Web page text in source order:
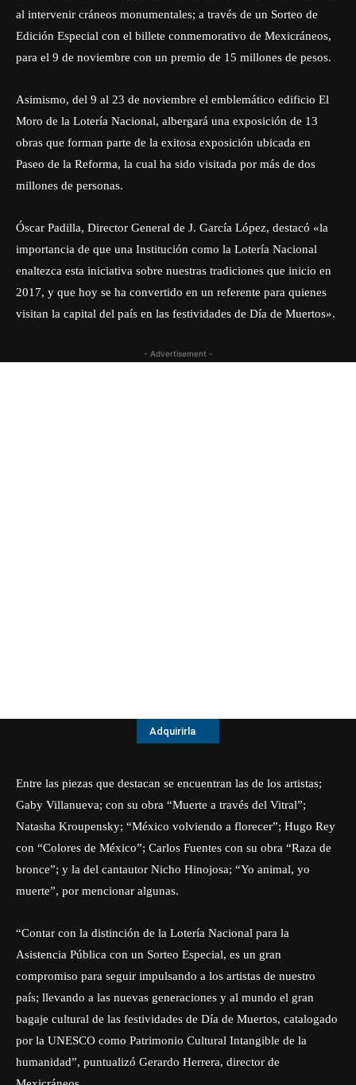
al intervenir cráneos monumentales; a través de un Sorteo de
Edición Especial con el billete conmemorativo de Mexicráneos,
para el 9 de noviembre con un premio de 15 millones de pesos.
Asimismo, del 9 al 23 de noviembre el emblemático edificio El
Moro de la Lotería Nacional, albergará una exposición de 13
obras que forman parte de la exitosa exposición ubicada en
Paseo de la Reforma, la cual ha sido visitada por más de dos
millones de personas.
Óscar Padilla, Director General de J. García López, destacó «la
importancia de que una Institución como la Lotería Nacional
enaltezca esta iniciativa sobre nuestras tradiciones que inicio en
2017, y que hoy se ha convertido en un referente para quienes
visitan la capital del país en las festividades de Día de Muertos».
- Advertisement -
Adquirirla
Entre las piezas que destacan se encuentran las de los artistas;
Gaby Villanueva; con su obra “Muerte a través del Vitral”;
Natasha Kroupensky; “México volviendo a florecer”; Hugo Rey
con “Colores de México”; Carlos Fuentes con su obra “Raza de
bronce”; y la del cantautor Nicho Hinojosa; “Yo animal, yo
muerte”, por mencionar algunas.
“Contar con la distinción de la Lotería Nacional para la
Asistencia Pública con un Sorteo Especial, es un gran
compromiso para seguir impulsando a los artistas de nuestro
país; llevando a las nuevas generaciones y al mundo el gran
bagaje cultural de las festividades de Día de Muertos, catalogado
por la UNESCO como Patrimonio Cultural Intangible de la
humanidad”, puntualizó Gerardo Herrera, director de